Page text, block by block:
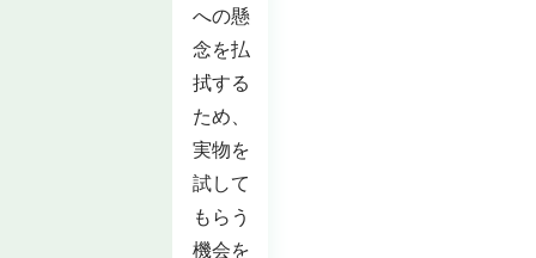
への懸
念を払
拭する
ため、
実物を
試して
もらう
機会を